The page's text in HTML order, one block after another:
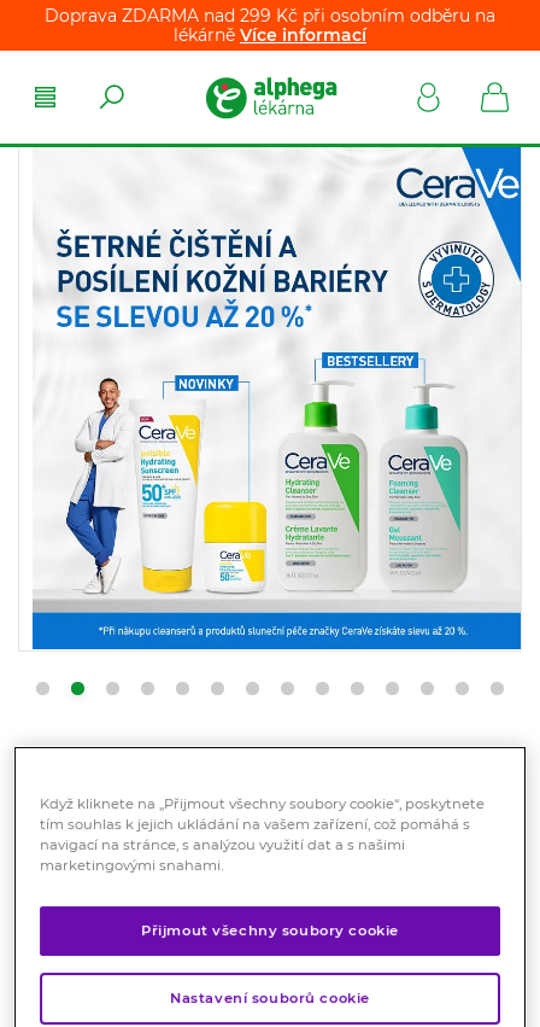
Doprava ZDARMA nad 299 Kč při osobním odběru na
lékárně Více informací
AKCE TÝDNE
Když kliknete na „Přijmout všechny soubory cookie“, poskytnete
tím souhlas k jejich ukládání na vašem zařízení, což pomáhá s
navigací na stránce, s analýzou využití dat a s našimi
marketingovými snahami.
Přijmout všechny soubory cookie
Nastavení souborů cookie